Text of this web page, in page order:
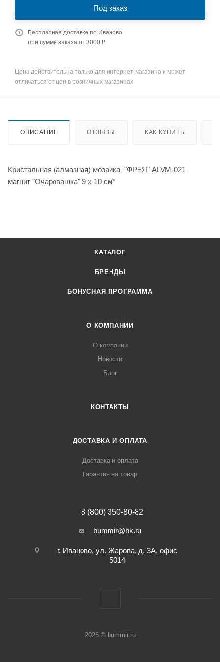
Под заказ
Бесплатная доставка по Иваново
при сумме заказа от 3000 ₽
Цена действительна только для интернет-магазина и может
отличаться от цен в розничных магазинах
ОПИСАНИЕ ОТЗЫВЫ КАК КУПИТЬ
Кристальная (алмазная) мозаика "ФРЕЯ" ALVM-021
магнит "Очаровашка" 9 х 10 см*
КАТАЛОГ
БРЕНДЫ
БОНУСНАЯ ПРОГРАММА
О КОМПАНИИ
О компании
Новости
Блог
КОНТАКТЫ
ДОСТАВКА И ОПЛАТА
Доставка и оплата
Гарантия на товар
8 (800) 350-80-82
bummir@bk.ru
г. Иваново, ул. Жарова, д. 3А, офис
5014
2026 © bummir.ru